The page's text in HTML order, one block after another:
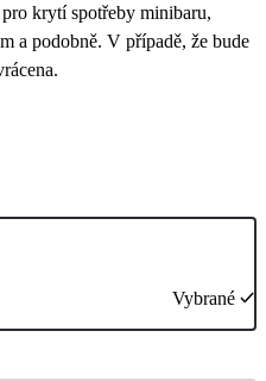
krytí spotřeby minibaru,
a podobně. V případě, že bude
Vybrané